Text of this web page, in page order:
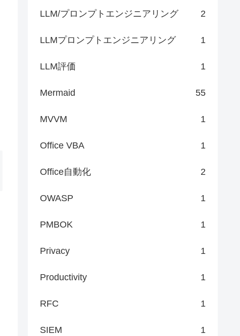
LLM/プロンプトエンジニアリング 2
LLMプロンプトエンジニアリング 1
LLM評価 1
Mermaid 55
MVVM 1
Office VBA 1
Office自動化 2
OWASP 1
PMBOK 1
Privacy 1
Productivity 1
RFC 1
SIEM 1